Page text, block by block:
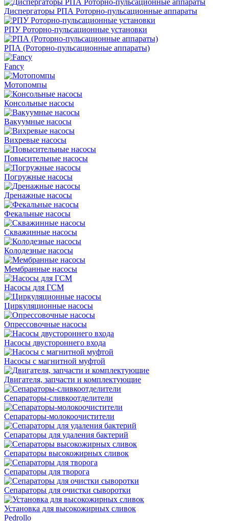
Диспергаторы РПА Роторно-пульсационные аппараты
РПУ Роторно-пульсационные установки
РПА (Роторно-пульсационные аппараты)
Fancy
Мотопомпы
Консольные насосы
Вакуумные насосы
Вихревые насосы
Повысительные насосы
Погружные насосы
Дренажные насосы
Фекальные насосы
Скважинные насосы
Колодезные насосы
Мембранные насосы
Насосы для ГСМ
Циркуляционные насосы
Опрессовочные насосы
Насосы двустороннего входа
Насосы с магнитной муфтой
Двигателя, запчасти и комплектующие
Сепараторы-сливкоотделители
Сепараторы-молокоочистители
Сепараторы для удаления бактерий
Сепараторы высокожирных сливок
Сепараторы для творога
Сепараторы для очистки сыворотки
Установка для высокожирных сливок
Pedrollo